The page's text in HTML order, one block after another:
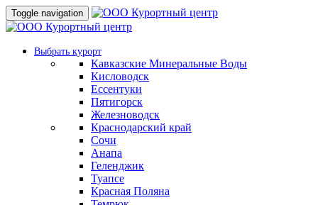
Toggle navigation
Выбрать курорт
Кавказские Минеральные Воды
Кисловодск
Ессентуки
Пятигорск
Железноводск
Краснодарский край
Сочи
Анапа
Геленджик
Туапсе
Красная Поляна